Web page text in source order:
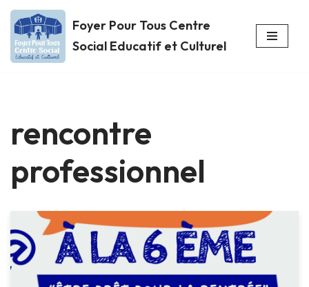
Aller
au
Foyer Pour Tous Centre
Social Educatif et Culturel
rencontre
professionnel